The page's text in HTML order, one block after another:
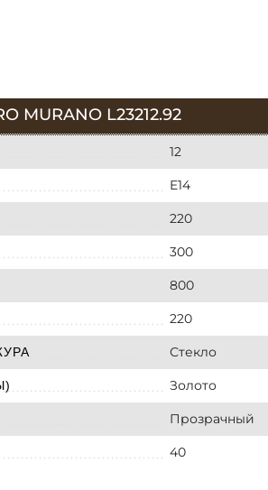
L23212.92
12
E14
220
300
800
220
Стекло
Золото
Прозрачный
40